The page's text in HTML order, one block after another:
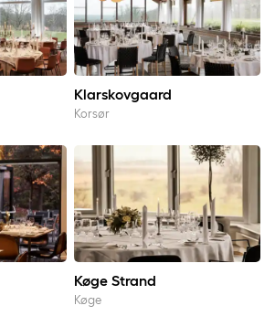
Klarskovgaard
Korsør
Køge Strand
Køge